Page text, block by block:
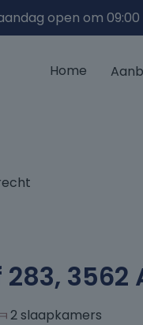
open om 09:00
Home
3562
2 slaapkamers